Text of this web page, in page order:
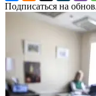
Подписаться на